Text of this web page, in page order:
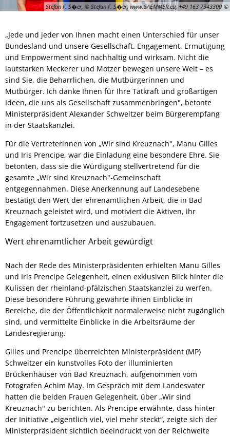
Stefan F. S�er, © Stefan F. S�er, www.SAEMMER.eu, +49 163 7343300
„Jede und jeder von Ihnen macht einen Unterschied für unser
Bundesland und unsere Gesellschaft. Engagement, Ermutigung
und Empowerment sind nachhaltig und wirksam. Nicht die
lautstarken Meckerer und Motzer bewegen unsere Welt – es
sind Sie, die Beharrlichen, die Mutbürgerinnen und
Mutbürger. Ich danke Ihnen für Ihre Tatkraft und großartigen
Ideen, die uns als Gesellschaft zusammenbringen", betonte
Ministerpräsident Alexander Schweitzer beim Bürgerempfang
in der Staatskanzlei.
Für die Vertreterinnen von „Wir sind Kreuznach", Manu Gilles
und Iris Prencipe, war die Einladung eine besondere Ehre. Sie
betonten, dass sie die Würdigung stellvertretend für die
gesamte „Wir sind Kreuznach"-Gemeinschaft
entgegennahmen. Diese Anerkennung auf Landesebene
bestätigt den Wert der ehrenamtlichen Arbeit, die in Bad
Kreuznach geleistet wird, und motiviert die Aktiven, ihr
Engagement fortzusetzen und auszubauen.
Wert ehrenamtlicher Arbeit gewürdigt
Nach der Rede des Ministerpräsidenten erhielten Manu Gilles
und Iris Prencipe Gelegenheit, einen exklusiven Blick hinter die
Kulissen der rheinland-pfälzischen Staatskanzlei zu werfen.
Diese besondere Führung gewährte ihnen Einblicke in
Bereiche, die der Öffentlichkeit normalerweise nicht zugänglich
sind, und vermittelte Einblicke in die Arbeitsräume der
Landesregierung.
Gilles und Prencipe überreichten Ministerpräsident (MP)
Schweitzer ein kunstvolles Foto der illuminierten
Brückenhäuser von Bad Kreuznach, aufgenommen vom
Fotografen Achim May. Im Gespräch mit dem Landesvater
hatten die beiden Frauen Gelegenheit, über „Wir sind
Kreuznach" zu berichten. Als Prencipe erwähnte, dass hinter
der Initiative „eigentlich viel, viel mehr steckt“, zeigte sich der
Ministerpräsident sichtlich beeindruckt von der Reichweite